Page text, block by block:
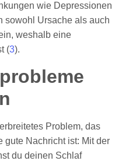
wie Depressionen
sowohl Ursache als auch
weshalb eine
(3).
Problem, das
gute Nachricht ist: Mit der
du deinen Schlaf